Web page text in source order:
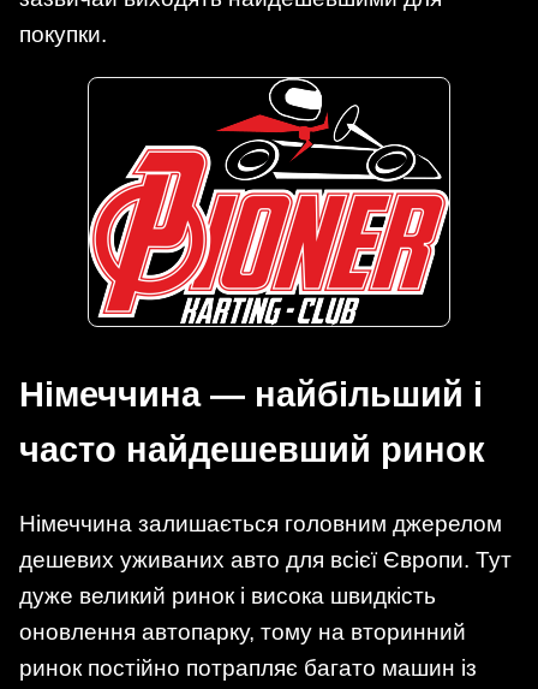
покупки.
Німеччина — найбільший і
часто найдешевший ринок
Німеччина залишається головним джерелом
дешевих уживаних авто для всієї Європи. Тут
дуже великий ринок і висока швидкість
оновлення автопарку, тому на вторинний
ринок постійно потрапляє багато машин із